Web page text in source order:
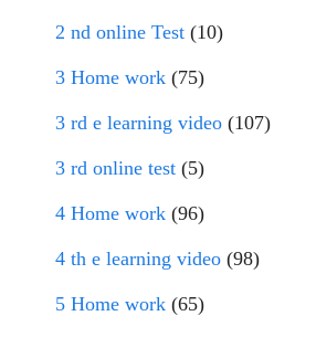
2 nd online Test (10)
3 Home work (75)
3 rd e learning video (107)
3 rd online test (5)
4 Home work (96)
4 th e learning video (98)
5 Home work (65)